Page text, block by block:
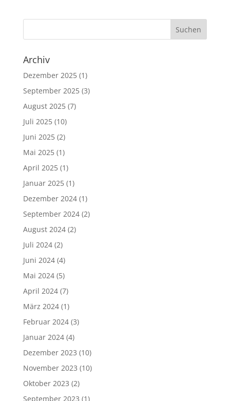
Archiv
Dezember 2025(1)
September 2025(3)
August 2025(7)
Juli 2025(10)
Juni 2025(2)
Mai 2025(1)
April 2025(1)
Januar 2025(1)
Dezember 2024(1)
September 2024(2)
August 2024(2)
Juli 2024(2)
Juni 2024(4)
Mai 2024(5)
April 2024(7)
März 2024(1)
Februar 2024(3)
Januar 2024(4)
Dezember 2023 (10)
November 2023 (10)
Oktober 2023 (2)
September 2023 (1)